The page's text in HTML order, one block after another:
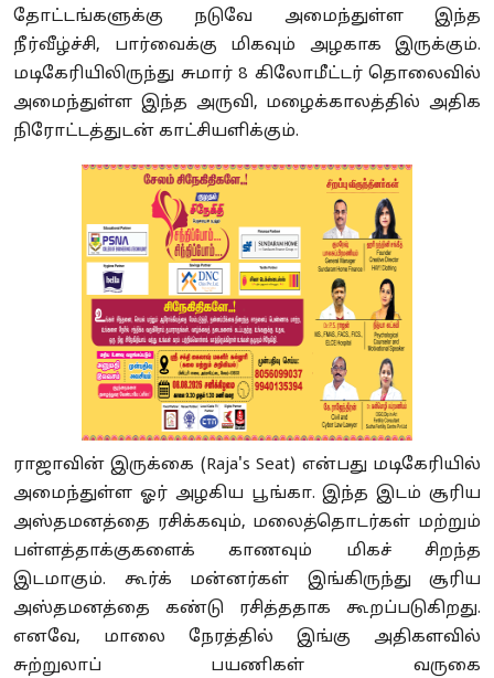
தோட்டங்களுக்கு நடுவே அமைந்துள்ள இந்த
நீர்வீழ்ச்சி, பார்வைக்கு மிகவும் அழகாக இருக்கும்.
மடிகேரியிலிருந்து சுமார் 8 கிலோமீட்டர் தொலைவில்
அமைந்துள்ள இந்த அருவி, மழைக்காலத்தில் அதிக
நிரோட்டத்துடன் காட்சியளிக்கும்.
ராஜாவின் இருக்கை (Raja's Seat) என்பது மடிகேரியில்
அமைந்துள்ள ஓர் அழகிய பூங்கா. இந்த இடம் சூரிய
அஸ்தமனத்தை ரசிக்கவும், மலைத்தொடர்கள் மற்றும்
பள்ளத்தாக்குகளைக் காணவும் மிகச் சிறந்த
இடமாகும். கூர்க் மன்னர்கள் இங்கிருந்து சூரிய
அஸ்தமனத்தை கண்டு ரசித்ததாக கூறப்படுகிறது.
எனவே, மாலை நேரத்தில் இங்கு அதிகளவில்
சுற்றுலாப் பயணிகள் வருகை